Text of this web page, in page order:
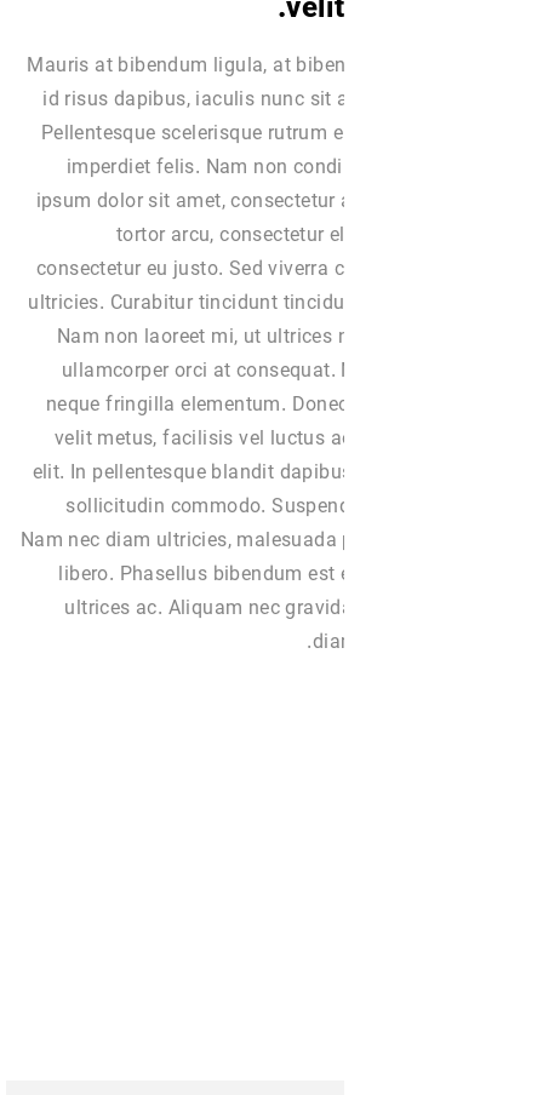
Mauris at bibendum ligula, at
id risus dapibus, iaculis nunc sit
Pellentesque scelerisque rutrum
imperdiet felis. Nam non
ipsum dolor sit amet,
tortor arcu, consectetur
consectetur eu justo. Sed viverra
ultricies. Curabitur tincidunt
Nam non laoreet mi, ut
ullamcorper orci at
neque fringilla elementum.
velit metus, facilisis vel luctus
elit. In pellentesque blandit
sollicitudin commodo.
Nam nec diam ultricies,
libero. Phasellus bibendum est
ultrices ac. Aliquam nec